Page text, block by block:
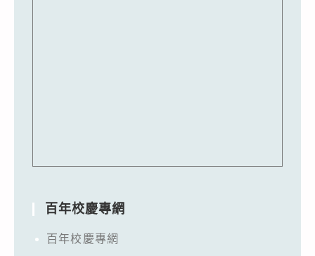
百年校慶專網
百年校慶專網